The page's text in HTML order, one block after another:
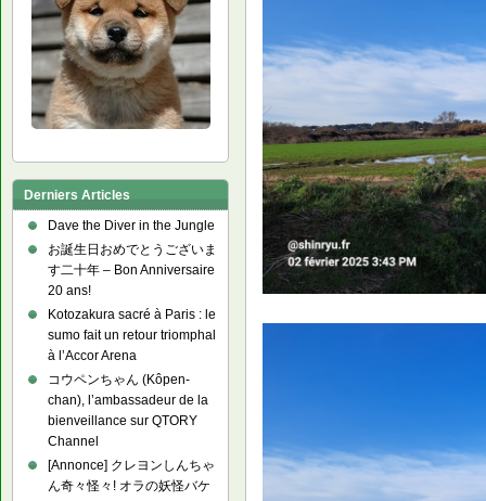
Derniers Articles
Dave the Diver in the Jungle
お誕生日おめでとうございま
す二十年 – Bon Anniversaire
20 ans!
Kotozakura sacré à Paris : le
sumo fait un retour triomphal
à l’Accor Arena
コウペンちゃん (Kôpen-
chan), l’ambassadeur de la
bienveillance sur QTORY
Channel
[Annonce] クレヨンしんちゃ
ん奇々怪々! オラの妖怪バケ